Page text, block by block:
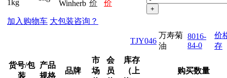
1kg Winherb 价 价
+
加入购物车 大包装咨询？
TJY046
万寿菊
油
8016-
84-0
价
存
货号/包
装
产品
规格
品牌
市
场
会
员
库存
（上
购买数量